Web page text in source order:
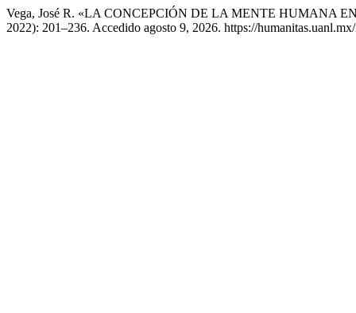
Vega, José R. «LA CONCEPCIÓN DE LA MENTE HUMANA
2022): 201–236. Accedido agosto 9, 2026. https://